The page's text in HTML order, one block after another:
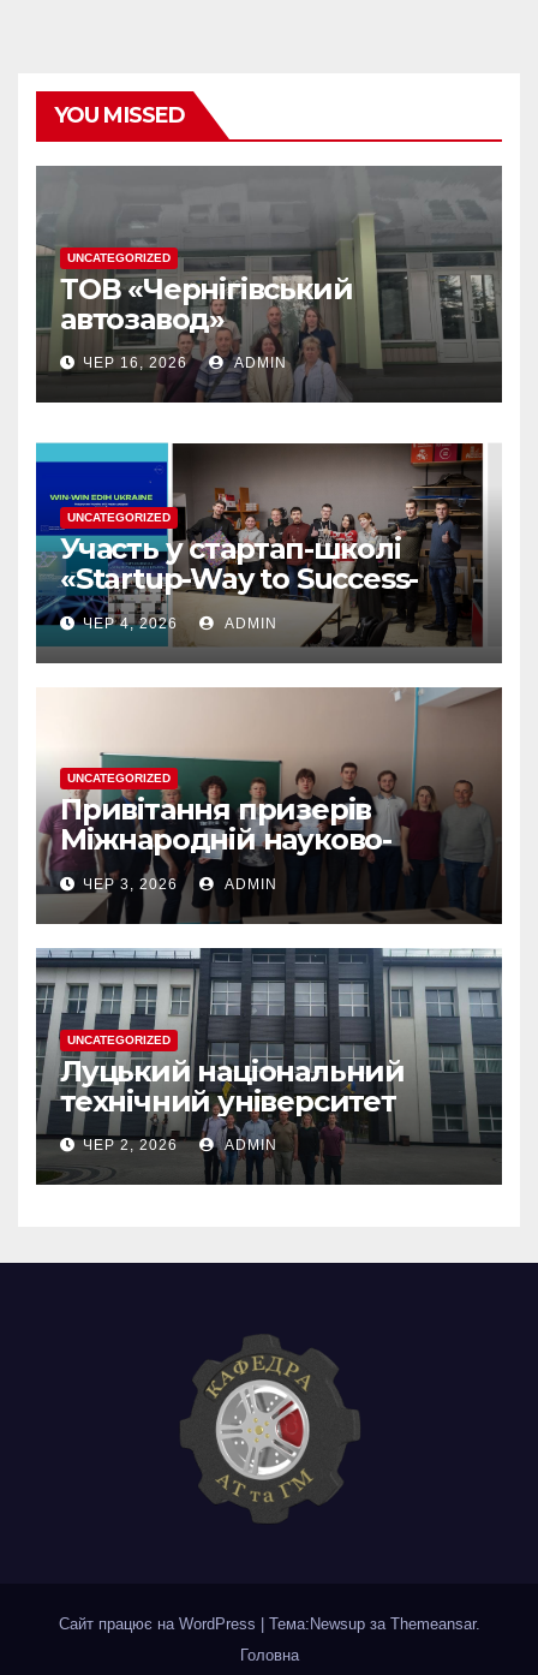
YOU MISSED
UNCATEGORIZED
ТОВ «Чернігівський
автозавод»
ЧЕР 16, 2026 ADMIN
UNCATEGORIZED
Участь у стартап-школі
«Startup-Way to Success-
2026» — цінний досвід для
розвитку власних
інноваційних ідей
ЧЕР 4, 2026 ADMIN
UNCATEGORIZED
Привітання призерів
Міжнародній науково-
практичній конференції
“ЮНІСТЬ НАУКИ”
ЧЕР 3, 2026 ADMIN
UNCATEGORIZED
Луцький національний
технічний університет
ЧЕР 2, 2026 ADMIN
Сайт працює на WordPress | Тема:Newsup за Themeansar.
Головна